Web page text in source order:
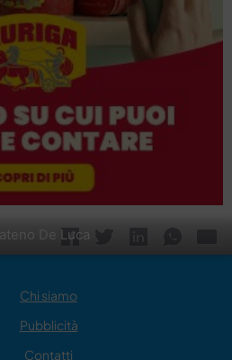
De Luca
Chi siamo
Pubblicità
Contatti